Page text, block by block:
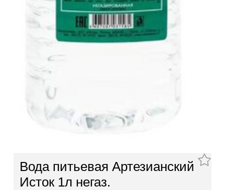
Вода питьевая Артезианский
Исток 1л негаз.